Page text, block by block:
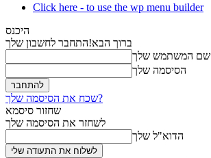
Click here - to use the wp menu builder
היכנס
ברוך הבא!התחבר לחשבון שלך
שם המשתמש שלך
הסיסמה שלך
שכח את הסיסמה שלך?
שחזור סיסמא
לשחזר את הסיסמה שלך
הדוא"ל שלך